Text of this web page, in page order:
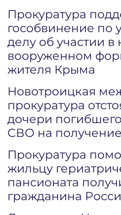
Прокуратура
гособвинение по
делу об участии
вооруженном
жителя Крыма
Новотроицкая
прокуратура
дочери
СВО на
Прокуратура
жильцу
пансионата
гражданина